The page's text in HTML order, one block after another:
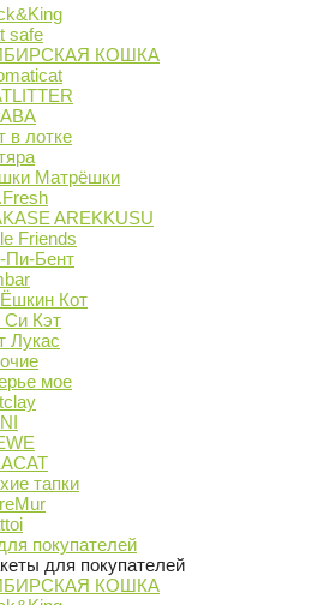
safe
КОШКА
в лотке
Матрёшки
AREKKUSU
Friends
Пи-Бент
Кот
Кэт
Лукас
мое
тапки
покупателей
для покупателей
КОШКА